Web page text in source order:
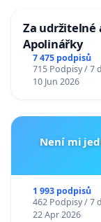
Za udržitelné
Apolinářky
7 475 podpisů
715 Podpisy / 7
10 Jun 2026
Není mi
1 993 podpisů
462 Podpisy / 7
22 Apr 2026